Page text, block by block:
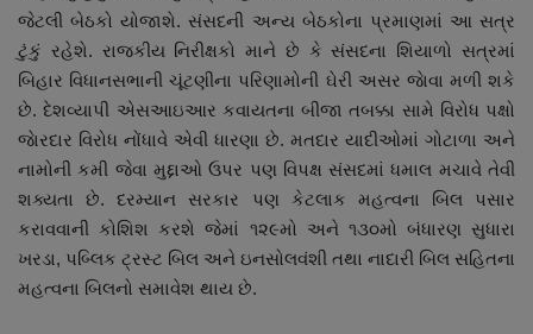
સ્પોર્ટ્સ
રાશિફળ
ગુનાખોરી
બોલિવૂડ
સ્વાસ્થ્ય
જેટલી બેઠકો યોજાશે. સંસદની અન્ય બેઠકોના પ્રમાણમાં આ સત્ર
ટુંકું રહેશે. રાજકીય નિરીક્ષકો માને છે કે સંસદના શિયાળો સત્રમાં
બિહાર વિધાનસભાની ચૂંટણીના પરિણામોની ઘેરી અસર જાેવા મળી શકે
છે. દેશવ્યાપી એસઆઇઆર કવાયતના બીજા તબક્કા સામે વિરોધ પક્ષો
જાેરદાર વિરોધ નોંધાવે એવી ધારણા છે. મતદાર યાદીઓમાં ગોટાળા અને
નામોની કમી જેવા મુદ્દાઓ ઉપર પણ વિપક્ષ સંસદમાં ધમાલ મચાવે તેવી
શક્યતા છે. દરમ્યાન સરકાર પણ કેટલાક મહત્વના બિલ પસાર
કરાવવાની કોશિશ કરશે જેમાં ૧૨૯મો અને ૧૩૦મો બંધારણ સુધારા
ખરડા, પબ્લિક ટ્રસ્ટ બિલ અને ઇનસોલવંશી તથા નાદારી બિલ સહિતના
મહત્વના બિલનો સમાવેશ થાય છે.